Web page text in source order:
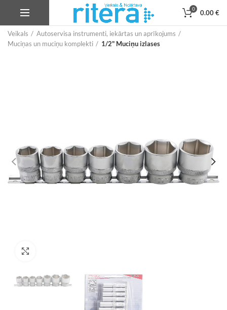
0 0.00€
Veikals
Autoservisa instrumenti, iekārtas un aprīkojums
Muciņas un muciņu komplekti
1/2" Muciņu izlases